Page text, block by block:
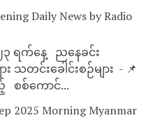
Daily News by Radio
၃ ရက်နေ့ ညနေခင်း
သတင်းခေါင်းစဉ်များ - 📌
စစ်ကောင်...
2025 Morning Myanmar